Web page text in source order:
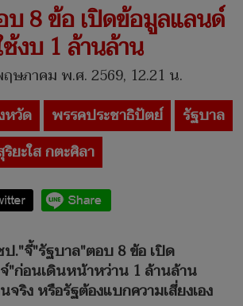
8 ข้อ เปิดข้อมูลแลนด์
งบ 1 ล้านล้าน
ษภาคม พ.ศ. 2569, 12.21 น.
หวัด พรรคประชาธิปัตย์
รัฐบาล
ริยะใส กตะศิลา
."จี้"รัฐบาล"ตอบ 8 ข้อ เปิด
"ก่อนเดินหน้าหว่าน 1 ล้านล้าน
จริง หรือรัฐต้องแบกความเสี่ยงเอง